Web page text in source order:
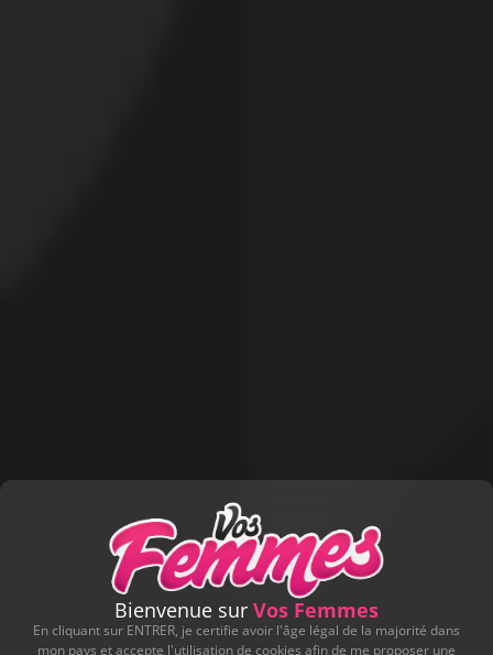
Bienvenue sur Vos Femmes
En cliquant sur ENTRER, je certifie avoir l'âge légal de la majorité dans
mon pays et accepte l'utilisation de cookies afin de me proposer une